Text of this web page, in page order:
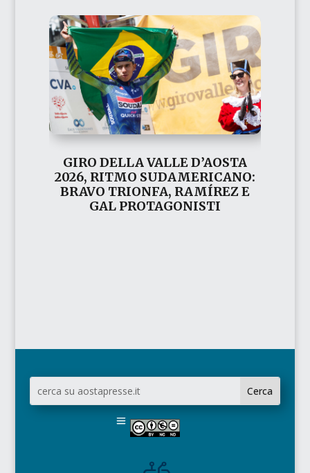
GIRO DELLA VALLE D’AOSTA
2026, RITMO SUDAMERICANO:
BRAVO TRIONFA, RAMÍREZ E
GAL PROTAGONISTI